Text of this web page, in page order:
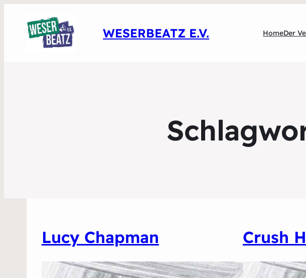
WESERBEATZ E.V. HomeDer
Lucy Chapman Crush